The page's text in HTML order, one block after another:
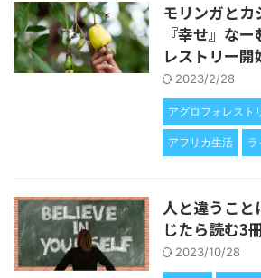
モリンガとカ
『幸せ』な
レストリー開
2023/2/28
アグロフォレスト
アフリカ生活
人と違うこと
じたら読む3
2023/10/28